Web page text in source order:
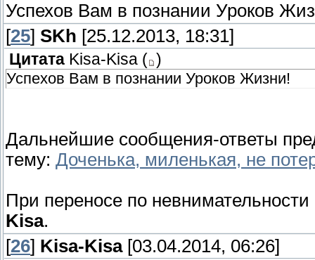
Успехов Вам в познании Уроков
[25] SKh [25.12.2013, 18:31]
Цитата Kisa-Kisa ( )
Успехов Вам в познании Уроков Жизни!
Дальнейшие сообщения-ответы
тему: Доченька, миленькая, не
При переносе по
Kisa.
[26] Kisa-Kisa[03.04.2014, 06:26]